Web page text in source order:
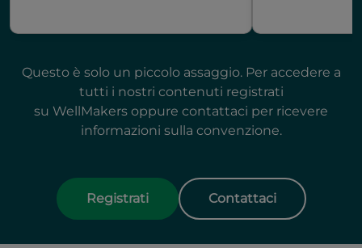
Questo è solo un piccolo assaggio. Per accedere a
tutti i nostri contenuti registrati
su WellMakers oppure contattaci per ricevere
informazioni sulla convenzione.
Registrati Contattaci